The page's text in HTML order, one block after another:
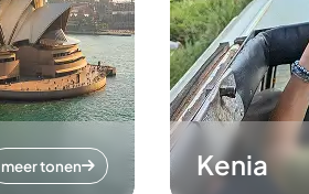
meer tonen Kenia